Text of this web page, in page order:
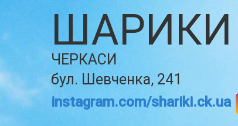
ШАРИКИ
ЧЕРКАСИ
бул. Шевченка, 241
instagram.com/shariki.ck.ua